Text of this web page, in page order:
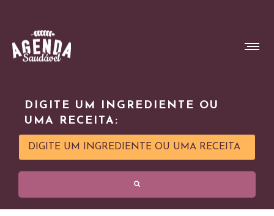
DIGITE UM INGREDIENTE OU
UMA RECEITA: